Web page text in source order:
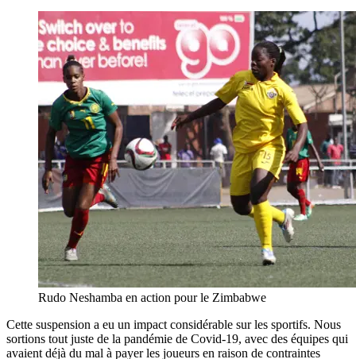
Rudo Neshamba en action pour le Zimbabwe
Cette suspension a eu un impact considérable sur les sportifs. Nous
sortions tout juste de la pandémie de Covid-19, avec des équipes qui
avaient déjà du mal à payer les joueurs en raison de contraintes